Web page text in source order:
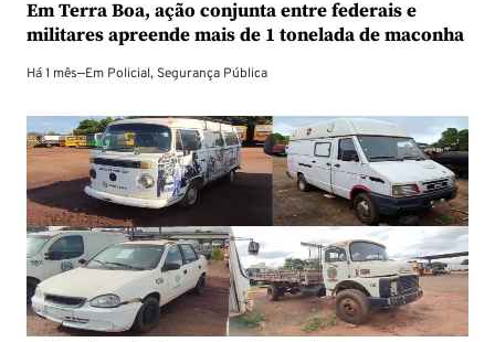
Em Terra Boa, ação conjunta entre federais e
militares apreende mais de 1 tonelada de maconha
Há 1 mês—Em Policial, Segurança Pública